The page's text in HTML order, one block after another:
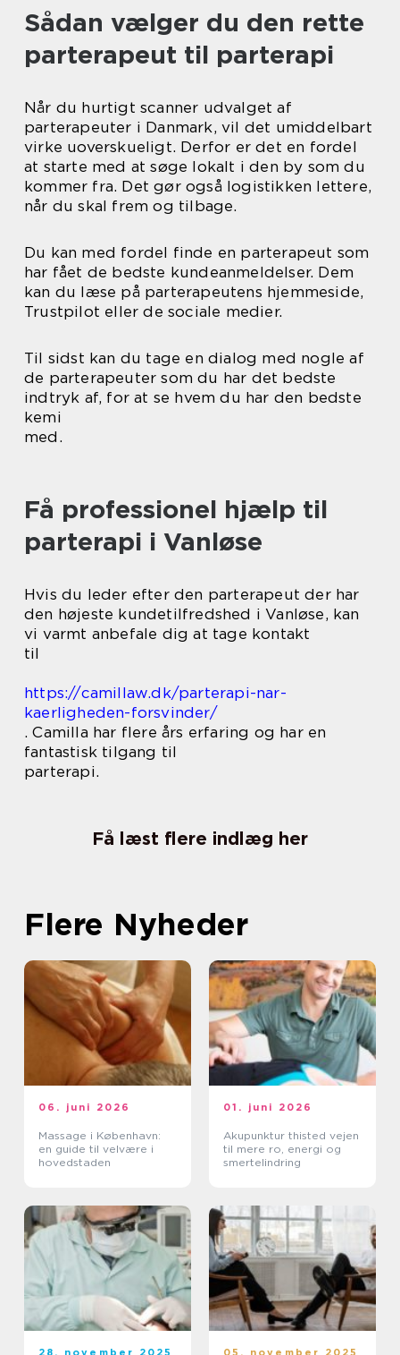
Sådan vælger du den rette
parterapeut til parterapi
Når du hurtigt scanner udvalget af
parterapeuter i Danmark, vil det umiddelbart
virke uoverskueligt. Derfor er det en fordel
at starte med at søge lokalt i den by som du
kommer fra. Det gør også logistikken lettere,
når du skal frem og tilbage.
Du kan med fordel finde en parterapeut som
har fået de bedste kundeanmeldelser. Dem
kan du læse på parterapeutens hjemmeside,
Trustpilot eller de sociale medier.
Til sidst kan du tage en dialog med nogle af
de parterapeuter som du har det bedste
indtryk af, for at se hvem du har den bedste
kemi
med.
Få professionel hjælp til
parterapi i Vanløse
Hvis du leder efter den parterapeut der har
den højeste kundetilfredshed i Vanløse, kan
vi varmt anbefale dig at tage kontakt
til
https://camillaw.dk/parterapi-nar-
kaerligheden-forsvinder/
. Camilla har flere års erfaring og har en
fantastisk tilgang til
parterapi.
Få læst flere indlæg her
Flere Nyheder
06. juni 2026
Massage i København:
en guide til velvære i
hovedstaden
01. juni 2026
Akupunktur thisted vejen
til mere ro, energi og
smertelindring
28. november 2025 05. november 2025